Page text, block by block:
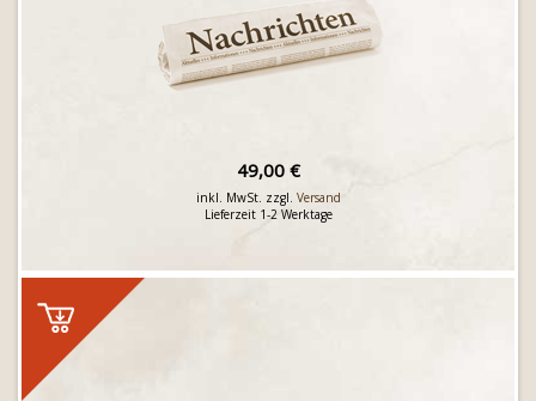
49,00 €
inkl. MwSt. zzgl. Versand
Lieferzeit 1-2 Werktage